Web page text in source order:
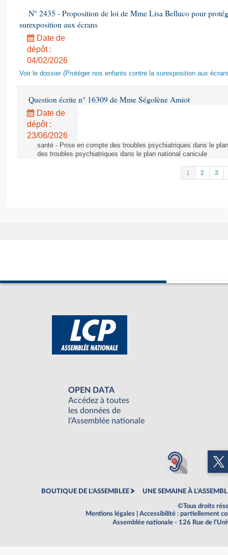
N° 2435 - Proposition de loi de Mme Lisa Belluco pour
surexposition aux écrans
Date de
dépôt :
04/02/2026
Voir le dossier (Protéger nos enfants contre la surexposition aux
Question écrite n° 16309 de Mme Ségolène Amiot
Date de
dépôt :
23/06/2026
santé - Prise en compte des troubles psychiatriques dans le
des troubles psychiatriques dans le plan national canicule
1 2 3
OPEN DATA
Accédez à toutes
les données de
l'Assemblée nationale
BOUTIQUE DE L'ASSEMBLEE UNE SEMAINE À
©Tous droits
Mentions légales
Accessibilité : partiellement
Assemblée nationale - 126 Rue de